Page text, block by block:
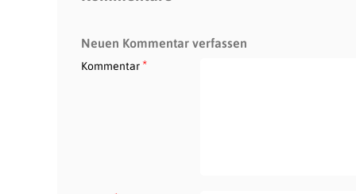
Neuen Kommentar verfassen
Kommentar*